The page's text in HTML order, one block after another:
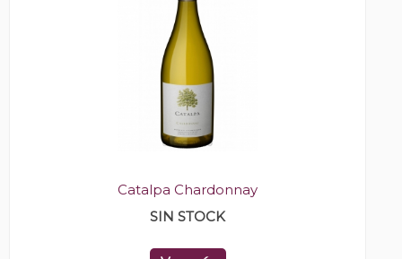
Catalpa Chardonnay
SIN STOCK